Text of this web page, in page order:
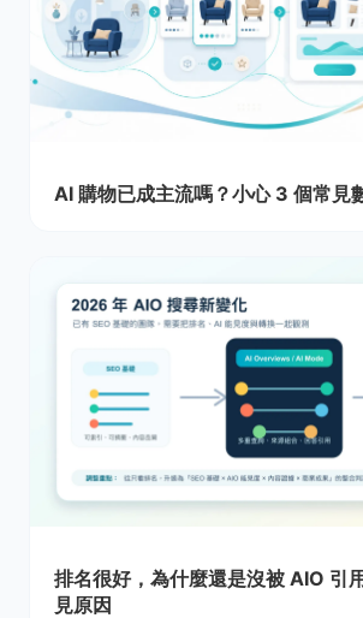
AI 購物已成主流嗎？小心 3 個常見
排名很好，為什麼還是沒被 AIO 引
見原因